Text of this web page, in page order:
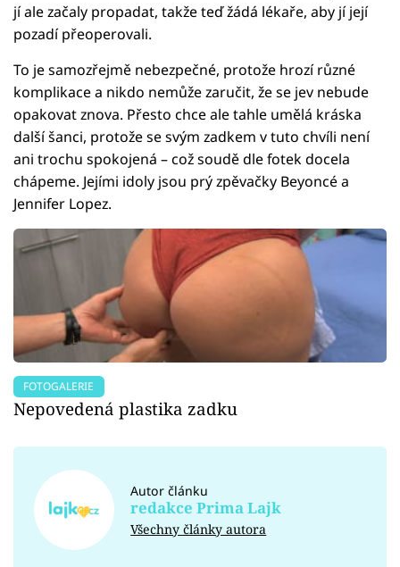
jí ale začaly propadat, takže teď žádá lékaře, aby jí její
pozadí přeoperovali.
To je samozřejmě nebezpečné, protože hrozí různé
komplikace a nikdo nemůže zaručit, že se jev nebude
opakovat znova. Přesto chce ale tahle umělá kráska
další šanci, protože se svým zadkem v tuto chvíli není
ani trochu spokojená – což soudě dle fotek docela
chápeme. Jejími idoly jsou prý zpěvačky Beyoncé a
Jennifer Lopez.
FOTOGALERIE
Nepovedená plastika zadku
Autor článku
redakce Prima Lajk
Všechny články autora